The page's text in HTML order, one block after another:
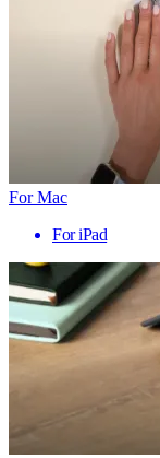
For Mac
For iPad